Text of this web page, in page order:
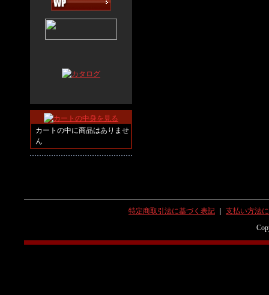
カートの中に商品はありませ
ん
特定商取引法に基づく表記
支払い方法